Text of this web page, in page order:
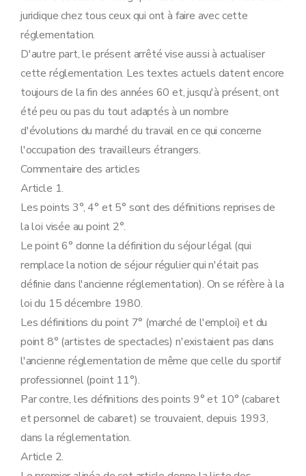
Art. 29
Section 3
Personnel de cabaret.
Art. 30
Chapitre VII Renouvellement de l'autorisation d'occupation et du permis de travail B.
Art. 31
Art. 32
Art. 33
Chapitre VIII
Refus et retrait de l'autorisation d'occupation et du permis de travail.
Art. 34
Art. 35
Surveillance.
Art. 36
Chapitre X Mécanisme d'adaptation des montants de rémunération
Art.
Chapitre X
Art. 37
Art.
Art. 37/2
Chapitre XI (Dispositions temporaires, transitoires et finales.) (AR 2004-04-12/32, art. 1, ED : 01-05-2004)
Art. 38
Art. 38bis
Art. 38ter
Art. 38quater
Art. 38quinquies
Art. 38sexies
Art. 38septies
Art. 38octies
Art. 39
Art. 40
Art. 42
Annexe
Annexe
juridique chez tous ceux qui ont à faire avec cette
réglementation.
D'autre part, le présent arrêté vise aussi à actualiser
cette réglementation. Les textes actuels datent encore
toujours de la fin des années 60 et, jusqu'à présent, ont
été peu ou pas du tout adaptés à un nombre
d'évolutions du marché du travail en ce qui concerne
l'occupation des travailleurs étrangers.
Commentaire des articles
Article 1.
Les points 3°, 4° et 5° sont des définitions reprises de
la loi visée au point 2°.
Le point 6° donne la définition du séjour légal (qui
remplace la notion de séjour régulier qui n'était pas
définie dans l'ancienne réglementation). On se réfère à la
loi du 15 décembre 1980.
Les définitions du point 7° (marché de l'emploi) et du
point 8° (artistes de spectacles) n'existaient pas dans
l'ancienne réglementation de même que celle du sportif
professionnel (point 11°).
Par contre, les définitions des points 9° et 10° (cabaret
et personnel de cabaret) se trouvaient, depuis 1993,
dans la réglementation.
Article 2.